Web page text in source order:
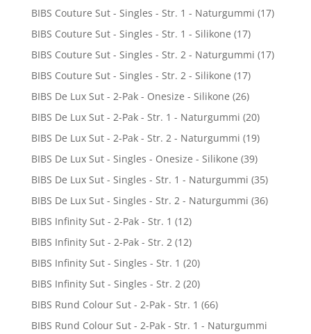
BIBS Couture Sut - Singles - Str. 1 - Naturgummi (17)
BIBS Couture Sut - Singles - Str. 1 - Silikone (17)
BIBS Couture Sut - Singles - Str. 2 - Naturgummi (17)
BIBS Couture Sut - Singles - Str. 2 - Silikone (17)
BIBS De Lux Sut - 2-Pak - Onesize - Silikone (26)
BIBS De Lux Sut - 2-Pak - Str. 1 - Naturgummi (20)
BIBS De Lux Sut - 2-Pak - Str. 2 - Naturgummi (19)
BIBS De Lux Sut - Singles - Onesize - Silikone (39)
BIBS De Lux Sut - Singles - Str. 1 - Naturgummi (35)
BIBS De Lux Sut - Singles - Str. 2 - Naturgummi (36)
BIBS Infinity Sut - 2-Pak - Str. 1 (12)
BIBS Infinity Sut - 2-Pak - Str. 2 (12)
BIBS Infinity Sut - Singles - Str. 1 (20)
BIBS Infinity Sut - Singles - Str. 2 (20)
BIBS Rund Colour Sut - 2-Pak - Str. 1 (66)
BIBS Rund Colour Sut - 2-Pak - Str. 1 - Naturgummi